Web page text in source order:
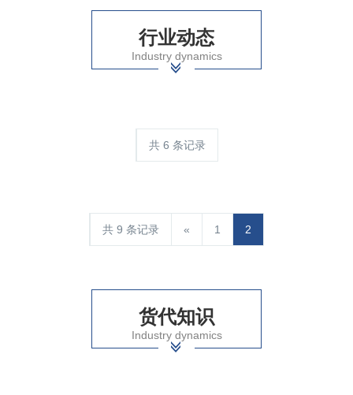
行业动态
Industry dynamics
共 6 条记录
共 9 条记录 « 1 2
货代知识
Industry dynamics